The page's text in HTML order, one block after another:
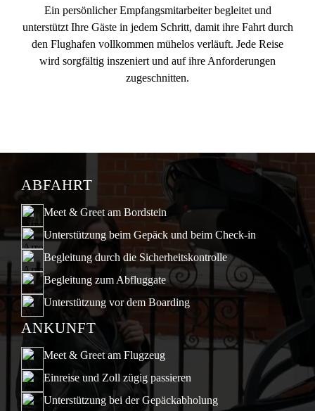
Ein persönlicher Empfangsmitarbeiter begleitet und
unterstützt Ihre Gäste in jedem Schritt, damit ihre Fahrt durch
den Flughafen vollkommen mühelos verläuft. Jede Reise
wird sorgfältig inszeniert und auf ihre Anforderungen
zugeschnitten.
ABFAHRT
Meet & Greet am Bordstein
Unterstützung beim Gepäck und beim Check-in
Begleitung durch die Sicherheitskontrolle
Begleitung zum Abfluggate
Unterstützung vor dem Boarding
ANKUNFT
Meet & Greet am Flugzeug
Einreise und Zoll zügig passieren
Unterstützung bei der Gepäckabholung